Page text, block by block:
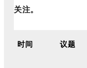
关注。
时间 议题